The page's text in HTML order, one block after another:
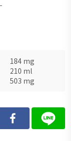
184 mg
210 ml
503 mg